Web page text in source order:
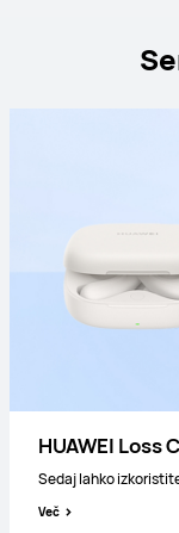
Program
Več
HUAWEI Loss
Sedaj lahko
Več